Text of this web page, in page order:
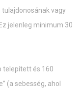
vagy
jelenleg minimum 30
telepített és 160
(a sebesség, ahol